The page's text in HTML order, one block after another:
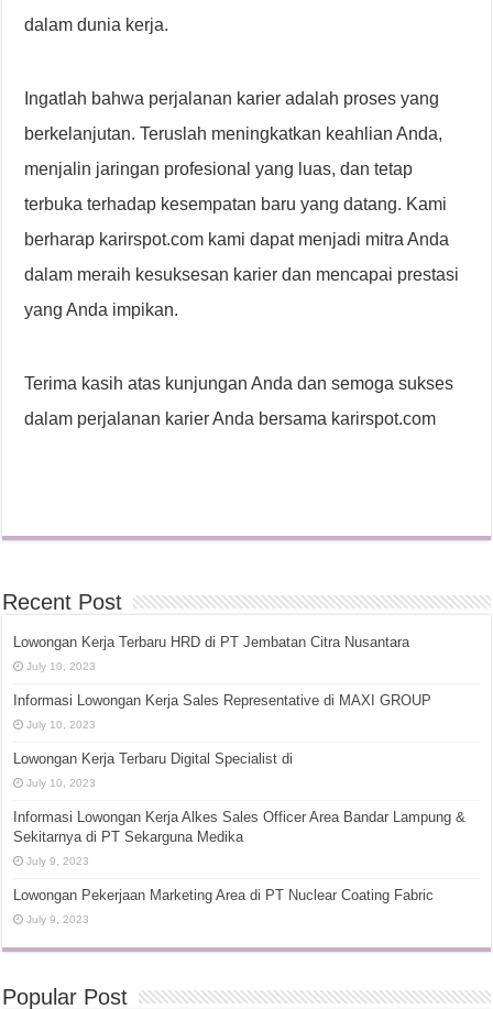
dalam dunia kerja.
Ingatlah bahwa perjalanan karier adalah proses yang
berkelanjutan. Teruslah meningkatkan keahlian Anda,
menjalin jaringan profesional yang luas, dan tetap
terbuka terhadap kesempatan baru yang datang. Kami
berharap karirspot.com kami dapat menjadi mitra Anda
dalam meraih kesuksesan karier dan mencapai prestasi
yang Anda impikan.
Terima kasih atas kunjungan Anda dan semoga sukses
dalam perjalanan karier Anda bersama karirspot.com
Recent Post
Lowongan Kerja Terbaru HRD di PT Jembatan Citra Nusantara
July 10, 2023
Informasi Lowongan Kerja Sales Representative di MAXI GROUP
July 10, 2023
Lowongan Kerja Terbaru Digital Specialist di
July 10, 2023
Informasi Lowongan Kerja Alkes Sales Officer Area Bandar Lampung &
Sekitarnya di PT Sekarguna Medika
July 9, 2023
Lowongan Pekerjaan Marketing Area di PT Nuclear Coating Fabric
July 9, 2023
Popular Post